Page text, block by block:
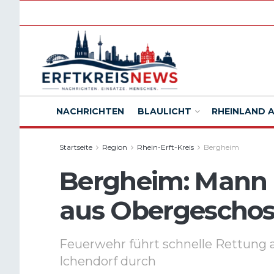
NACHRICHTEN BLAULICHT RHEINLAND
Startseite Region Rhein-Erft-Kreis Bergheim
Bergheim:
aus
Feuerwehr führt schnelle Rettung
Ichendorf durch